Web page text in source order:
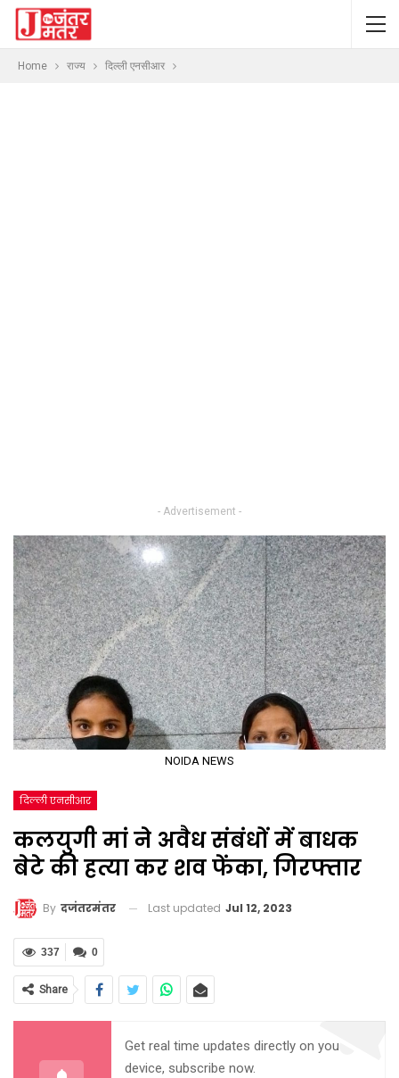
Home राज्य दिल्ली एनसीआर
- Advertisement -
NOIDA NEWS
दिल्ली एनसीआर
कलयुगी मां ने अवैध संबंधों में बाधक
बेटे की हत्या कर शव फेंका, गिरफ्तार
By दजंतरमंतर Last updated Jul 12, 2023
0
337
Share
Get real time updates directly on you
device, subscribe now.